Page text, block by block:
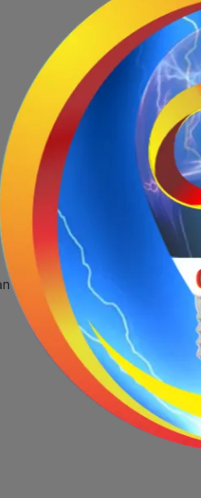
Sản
phẩm này hiện tại đã ngừng